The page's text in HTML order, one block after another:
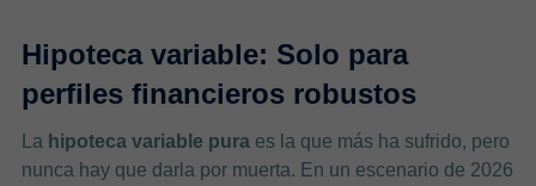
Hipoteca variable: Solo para
perfiles financieros robustos
La hipoteca variable puraes la que más ha sufrido, pero
nunca hay que darla por muerta. En un escenario de 2026